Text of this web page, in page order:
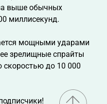
выше обычных
миллисекунд.
мощными ударами
зрелищные спрайты
скоростью до 10 000